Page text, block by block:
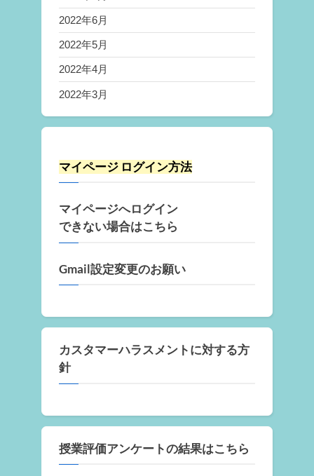
2022年6月
2022年5月
2022年4月
2022年3月
マイページ ログイン方法
マイページへログイン
できない場合はこちら
Gmail設定変更のお願い
カスタマーハラスメントに対する方
針
授業評価アンケートの結果はこちら